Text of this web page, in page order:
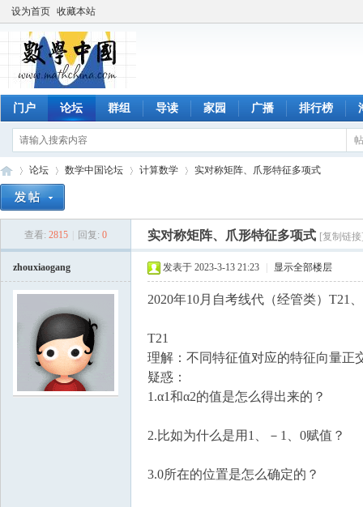
设为首页 收藏本站
门户 论坛 群组 导读 家园 广播 排行榜
论坛
›
数学中国论坛 计算数学
›
实对称矩阵、爪形特征多项式
查看: 2815 回复: 0 实对称矩阵、爪形特征多项式 [复制链
zhouxiaogang 发表于 2023-3-13 21:23 显示全部楼层
2020年10月自考线代（经管类）T21
T21
理解：不同特征值对应的特征向量正
疑惑：
1.α1和α2的值是怎么得出来的？
2.比如为什么是用1、－1、0赋值？
3.0所在的位置是怎么确定的？